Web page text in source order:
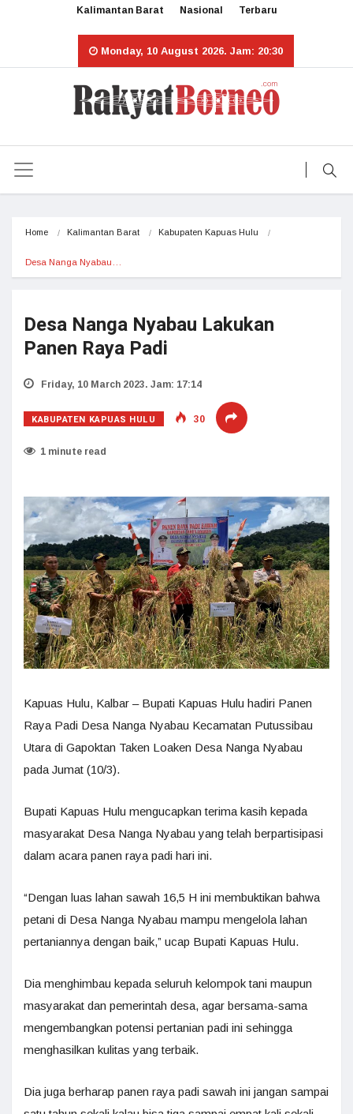
Kalimantan Barat Nasional Terbaru
Monday, 10 August 2026. Jam: 20:30
Home Kalimantan Barat Kabupaten Kapuas Hulu
Desa Nanga Nyabau…
Desa Nanga Nyabau Lakukan
Panen Raya Padi
Friday, 10 March 2023. Jam: 17:14
KABUPATEN KAPUAS HULU 30
1 minute read
Kapuas Hulu, Kalbar – Bupati Kapuas Hulu hadiri Panen
Raya Padi Desa Nanga Nyabau Kecamatan Putussibau
Utara di Gapoktan Taken Loaken Desa Nanga Nyabau
pada Jumat (10/3).
Bupati Kapuas Hulu mengucapkan terima kasih kepada
masyarakat Desa Nanga Nyabau yang telah berpartisipasi
dalam acara panen raya padi hari ini.
“Dengan luas lahan sawah 16,5 H ini membuktikan bahwa
petani di Desa Nanga Nyabau mampu mengelola lahan
pertaniannya dengan baik,” ucap Bupati Kapuas Hulu.
Dia menghimbau kepada seluruh kelompok tani maupun
masyarakat dan pemerintah desa, agar bersama-sama
mengembangkan potensi pertanian padi ini sehingga
menghasilkan kulitas yang terbaik.
Dia juga berharap panen raya padi sawah ini jangan sampai